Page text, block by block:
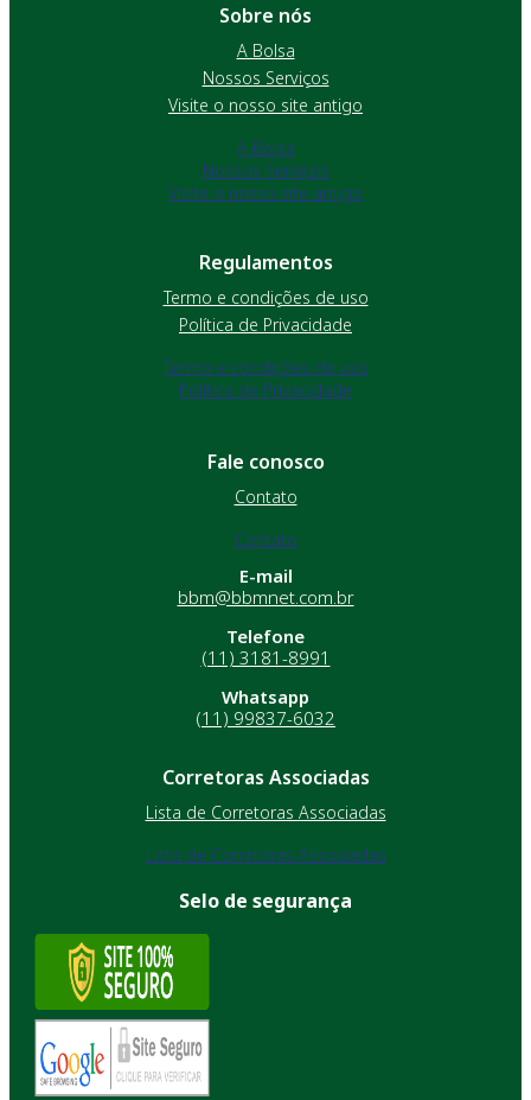
Sobre nós
A Bolsa
Nossos Serviços
Visite o nosso site antigo
A Bolsa
Nossos Serviços
Visite o nosso site antigo
Regulamentos
Termo e condições de uso
Política de Privacidade
Termo e condições de uso
Política de Privacidade
Fale conosco
Contato
Contato
E-mail
bbm@bbmnet.com.br
Telefone
(11) 3181-8991
Whatsapp
(11) 99837-6032
Corretoras Associadas
Lista de Corretoras Associadas
Lista de Corretoras Associadas
Selo de segurança